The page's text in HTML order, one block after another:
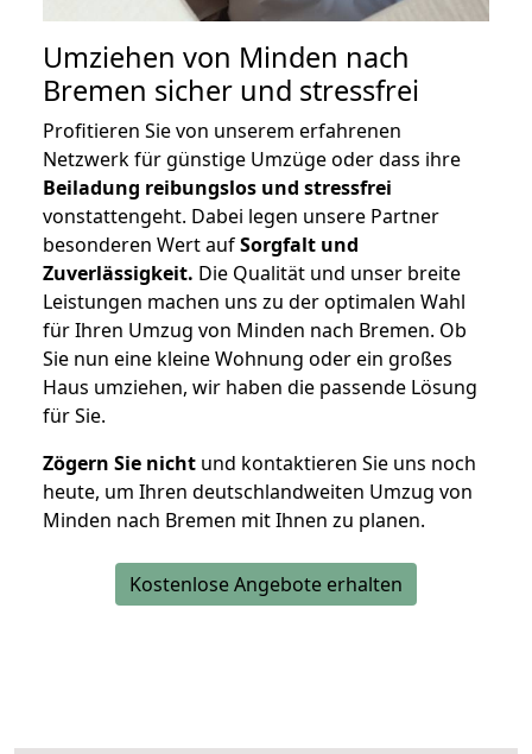
Umziehen von Minden nach
Bremen sicher und stressfrei
Profitieren Sie von unserem erfahrenen
Netzwerk für günstige Umzüge oder dass ihre
Beiladung reibungslos und stressfrei
vonstattengeht. Dabei legen unsere Partner
besonderen Wert aufSorgfalt und
Zuverlässigkeit. Die Qualität und unser breite
Leistungen machen uns zu der optimalen Wahl
für Ihren Umzug von Minden nach Bremen. Ob
Sie nun eine kleine Wohnung oder ein großes
Haus umziehen, wir haben die passende Lösung
für Sie.
Zögern Sie nicht und kontaktieren Sie uns noch
heute, um Ihren deutschlandweiten Umzug von
Minden nach Bremen mit Ihnen zu planen.
Kostenlose Angebote erhalten